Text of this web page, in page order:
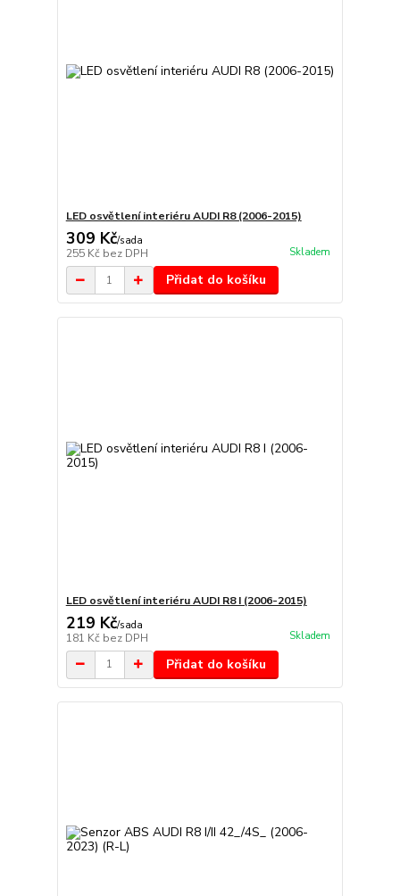
LED osvětlení interiéru AUDI R8 (2006-2015)
309 Kč/sada
255 Kč bez DPH Skladem
Přidat do košíku
LED osvětlení interiéru AUDI R8 I (2006-2015)
219 Kč/sada
181 Kč bez DPH Skladem
Přidat do košíku